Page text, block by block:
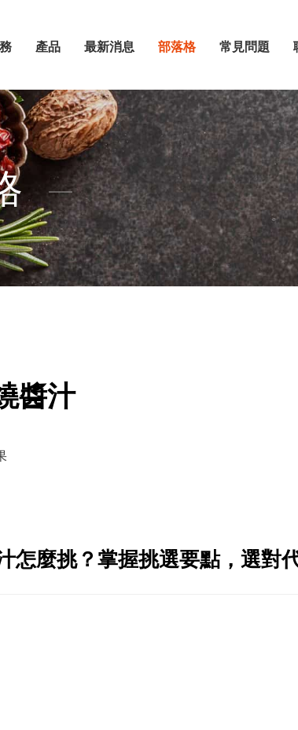
產品 最新消息 部落格 常見問題
醬汁
怎麼挑？掌握挑選要點，選對